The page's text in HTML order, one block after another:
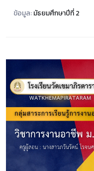
ข้อมูล:มัธยมศึกษาปีที่ 2